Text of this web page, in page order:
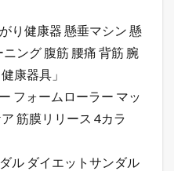
り健康器 懸垂マシン 懸
ング 腹筋 腰痛 背筋 腕
康器具」
フォームローラー マッ
筋膜リリース 4カラ
ル ダイエットサンダル